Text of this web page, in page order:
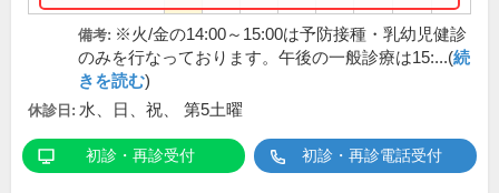
備考: ※火/金の14:00～15:00は予防接種・乳幼児健診
のみを行なっております。午後の一般診療は15:...(続
きを読む)
休診日: 水、日、祝、 第5土曜
初診・再診受付 初診・再診電話受付